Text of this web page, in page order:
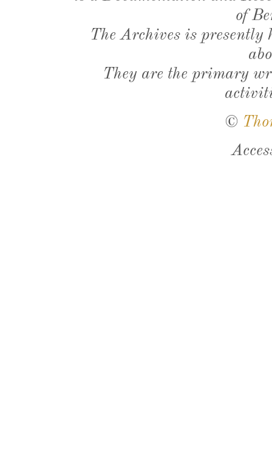
of
The Archives is presently
They are the primary
©